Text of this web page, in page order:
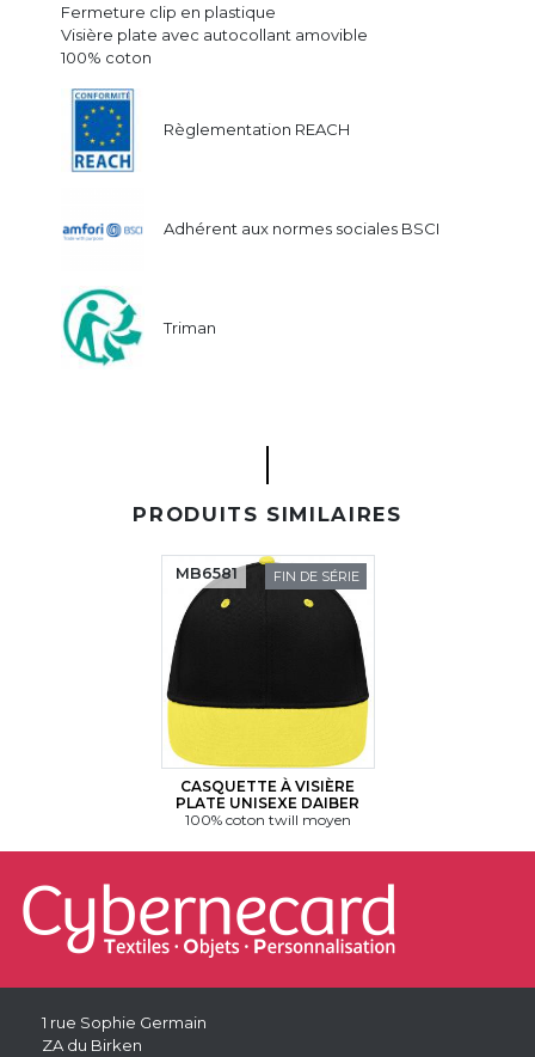
Fermeture clip en plastique
Visière plate avec autocollant amovible
100% coton
Règlementation REACH
Adhérent aux normes sociales BSCI
Triman
PRODUITS SIMILAIRES
FIN DE SÉRIE
CASQUETTE À VISIÈRE
PLATE UNISEXE DAIBER
100% coton twill moyen
MB6581
1 rue Sophie Germain
ZA du Birken